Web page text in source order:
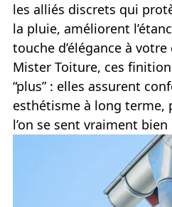
les alliés discrets qui
la pluie, améliorent
touche d’élégance à
Mister Toiture, ces
“plus” : elles assurent
esthétisme à long terme,
l’on se sent vraiment bien